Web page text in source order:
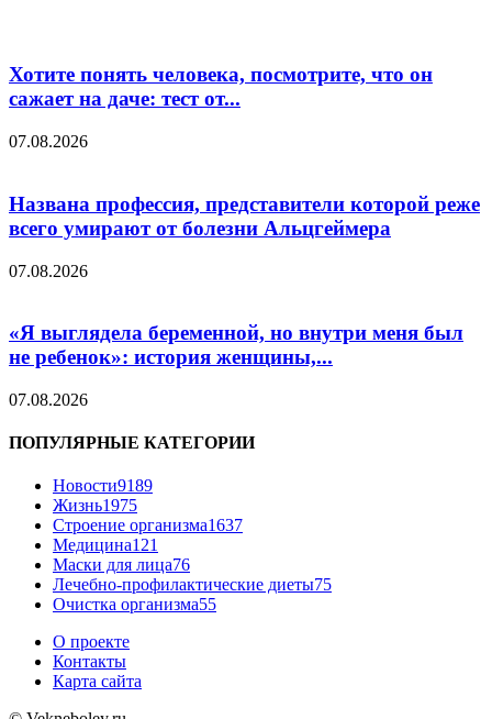
Хотите понять человека, посмотрите, что он
сажает на даче: тест от...
07.08.2026
Названа профессия, представители которой реже
всего умирают от болезни Альцгеймера
07.08.2026
«Я выглядела беременной, но внутри меня был
не ребенок»: история женщины,...
07.08.2026
ПОПУЛЯРНЫЕ КАТЕГОРИИ
Новости9189
Жизнь1975
Строение организма1637
Медицина121
Маски для лица76
Лечебно-профилактические диеты75
Очистка организма55
О проекте
Контакты
Карта сайта